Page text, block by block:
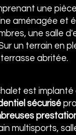
salle d'eau
une
aménagée et
une salle
un terrain en
abritée.
est implanté
sécurisé
multisports,